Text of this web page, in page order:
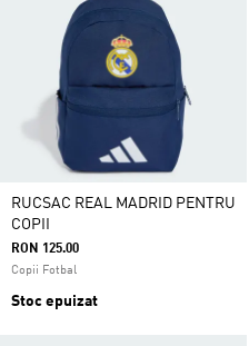
RUCSAC REAL MADRID PENTRU
COPII
RON 125.00
Copii Fotbal
Stoc epuizat